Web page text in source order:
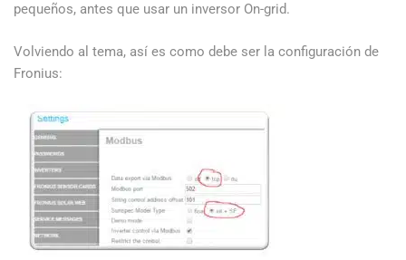
pequeños, antes que usar un inversor On-grid.
Volviendo al tema, así es como debe ser la configuración de
Fronius: